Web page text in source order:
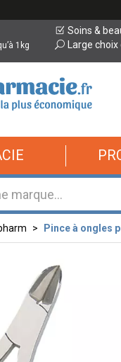
1kg
Soins &
Large
Pince à ongles